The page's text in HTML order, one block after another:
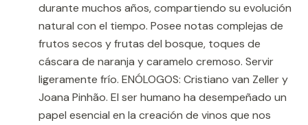
durante muchos años, compartiendo su evolución
natural con el tiempo. Posee notas complejas de
frutos secos y frutas del bosque, toques de
cáscara de naranja y caramelo cremoso. Servir
ligeramente frío. ENÓLOGOS: Cristiano van Zeller y
Joana Pinhão. El ser humano ha desempeñado un
papel esencial en la creación de vinos que nos